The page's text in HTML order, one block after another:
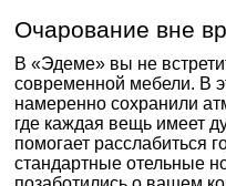
Очарование вне
В «Эдеме» вы не
современной мебели. В
намеренно сохранили
где каждая вещь имеет
помогает расслабиться
стандартные отельные